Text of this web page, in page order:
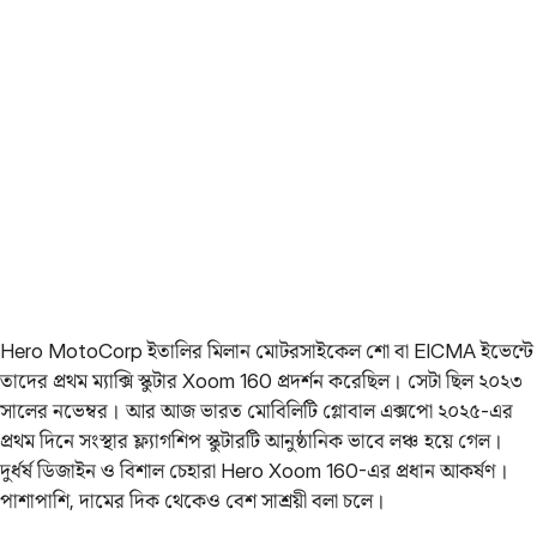
Hero MotoCorp ইতালির মিলান মোটরসাইকেল শো বা EICMA ইভেন্টে
তাদের প্রথম ম্যাক্সি স্কুটার Xoom 160 প্রদর্শন করেছিল। সেটা ছিল ২০২৩
সালের নভেম্বর। আর আজ ভারত মোবিলিটি গ্লোবাল এক্সপো ২০২৫-এর
প্রথম দিনে সংস্থার ফ্ল্যাগশিপ স্কুটারটি আনুষ্ঠানিক ভাবে লঞ্চ হয়ে গেল।
দুর্ধর্ষ ডিজাইন ও বিশাল চেহারা Hero Xoom 160-এর প্রধান আকর্ষণ।
পাশাপাশি, দামের দিক থেকেও বেশ সাশ্রয়ী বলা চলে।